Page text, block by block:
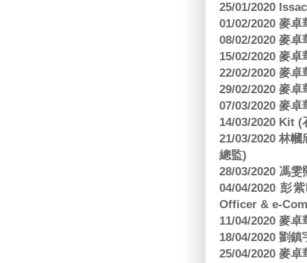
25/01/2020
01/02/2020 麥
08/02/2020 麥
15/02/2020 麥
22/02/2020 麥
29/02/2020 麥
07/03/2020 麥
14/03/2020 Kit
21/03/2020 林
總監)
28/03/2020 馮
04/04/2020 彭
Officer & e-
11/04/2020 麥
18/04/2020 劉
25/04/2020 麥